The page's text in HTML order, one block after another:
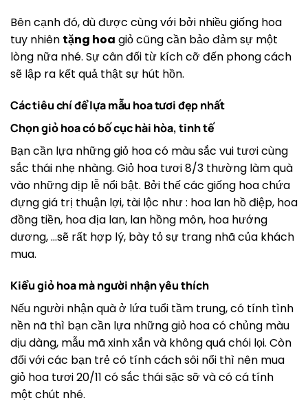
Bên cạnh đó, dù được cùng với bởi nhiều giống hoa
tuy nhiên tặng hoa giỏ cũng cần bảo đảm sự một
lòng nữa nhé. Sự cân đối từ kích cỡ đến phong cách
sẽ lập ra kết quả thật sự hút hồn.
Các tiêu chí để lựa mẫu hoa tươi đẹp nhất
Chọn giỏ hoa có bố cục hài hòa, tinh tế
Bạn cần lựa những giỏ hoa có màu sắc vui tươi cùng
sắc thái nhẹ nhàng. Giỏ hoa tươi 8/3 thường làm quà
vào những dịp lễ nổi bật. Bởi thế các giống hoa chứa
đựng giá trị thuận lợi, tài lộc như : hoa lan hồ điệp, hoa
đồng tiền, hoa địa lan, lan hồng môn, hoa hướng
dương, …sẽ rất hợp lý, bày tỏ sự trang nhã của khách
mua.
Kiểu giỏ hoa mà người nhận yêu thích
Nếu người nhận quà ở lứa tuổi tầm trung, có tính tình
nền nã thì bạn cần lựa những giỏ hoa có chủng màu
dịu dàng, mẫu mã xinh xắn và không quá chói lọi. Còn
đối với các bạn trẻ có tính cách sôi nổi thì nên mua
giỏ hoa tươi 20/11 có sắc thái sặc sỡ và có cá tính
một chút nhé.